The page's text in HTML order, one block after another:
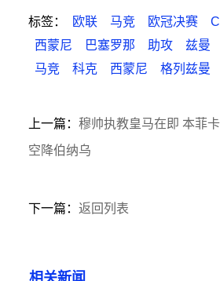
标签： 欧联 马竞 欧冠决赛
西蒙尼
巴塞罗那 助攻 兹曼
马竞
科克 西蒙尼 格列兹曼
上一篇： 穆帅执教皇马在即 本菲
空降伯纳乌
下一篇： 返回列表
相关新闻